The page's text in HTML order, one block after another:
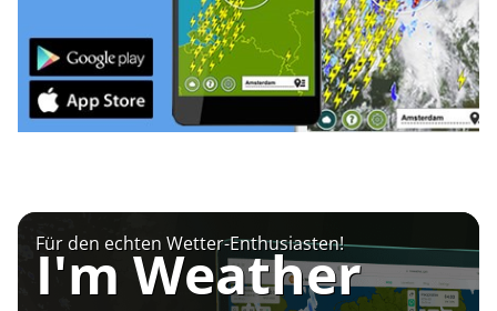
Für den echten Wetter-Enthusiasten!
I'm Weather